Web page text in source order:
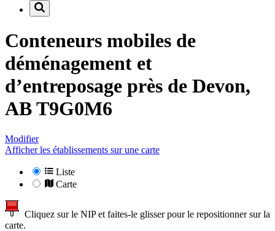
Conteneurs mobiles de
déménagement et
d’entreposage près de Devon,
AB T9G0M6
Modifier
Afficher les établissements sur une carte
Liste
Carte
Cliquez sur le NIP et faites-le glisser pour le repositionner sur la
carte.